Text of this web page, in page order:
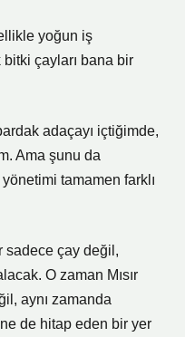
yoğun iş
çayları bana bir
adaçayı içtiğimde,
Ama şunu da
tamamen farklı
sadece çay değil,
O zaman Mısır
aynı zamanda
de hitap eden bir yer